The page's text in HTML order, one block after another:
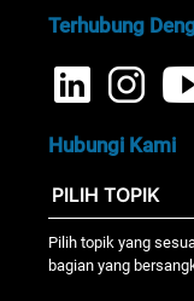
Terhubung
Hubungi Kami
Pilih topik yang
bagian yang